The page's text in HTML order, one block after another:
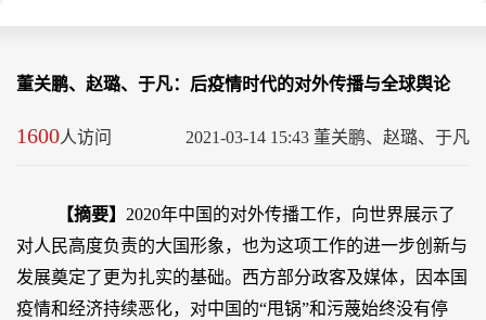
董关鹏、赵璐、于凡：后疫情时代的对外传播与全球舆论
2021-03-14 15:43 董关鹏、赵璐、于凡
1600人访问
【摘要】 2020年中国的对外传播工作，向世界展示了
对人民高度负责的大国形象，也为这项工作的进一步创新与
发展奠定了更为扎实的基础。西方部分政客及媒体，因本国
疫情和经济持续恶化，对中国的“甩锅”和污蔑始终没有停